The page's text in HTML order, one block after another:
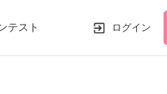
テスト ログイン